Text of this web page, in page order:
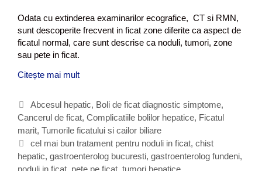
Odata cu extinderea examinarilor ecografice, CT si RMN,
sunt descoperite frecvent in ficat zone diferite ca aspect de
ficatul normal, care sunt descrise ca noduli, tumori, zone
sau pete in ficat.
Citește mai mult
,
n
o
d
C
a
t
e
g
o
Abcesul hepatic, Boli de ficat diagnostic simptome,
Cancerul de ficat, Complicatiile bolilor hepatice, Ficatul
marit, Tumorile ficatului si cailor biliare
E
t
i
cel mai bun tratament pentru noduli in ficat, chist
hepatic, gastroenterolog bucuresti, gastroenterolog fundeni,
noduli in ficat, pete pe ficat, tumori hepatice